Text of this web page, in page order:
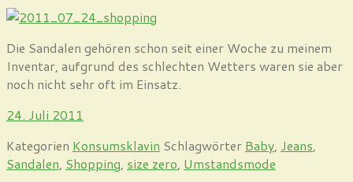
Die Sandalen gehören schon seit einer Woche zu meinem
Inventar, aufgrund des schlechten Wetters waren sie aber
noch nicht sehr oft im Einsatz.
24. Juli 2011
Kategorien Konsumsklavin Schlagwörter Baby, Jeans,
Sandalen, Shopping, size zero, Umstandsmode